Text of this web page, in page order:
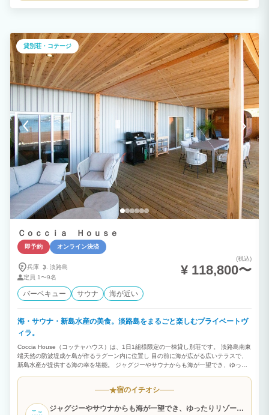
貸別荘・コテージ
Ｃｏｃｃｉａ Ｈｏｕｓｅ
即予約 オンライン決済
兵庫
淡路島
定員 1〜9名
(税込)
¥ 118,800〜
バーベキュー サウナ 海が近い
海・サウナ・新島水産の美食。淡路島をまるごと楽しむプライベートヴ
ィラ。
Coccia House（コッチャハウス）は、1日1組様限定の一棟貸し別荘です。 淡路島南東
端天然の防波堤成ケ島が作るラグーン内に位置し 目の前に海が広がる広いテラスで、
新島水産が提供する海の幸を堪能。 ジャグジーやサウナからも海が一望でき、ゆった
ライベート空間で周りを気にせずリラックス 【お食事について（※有料オプション）
となります。夕食のご希望提供時間はチェックイン時にお伺いします。 【BBQ設備の
★宿のイチオシ
ジャグジーやサウナからも海が一望でき、ゆったりリゾート